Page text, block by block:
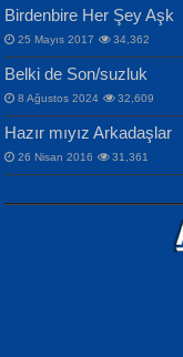
MAHMUT GÜRBÜZ
İbrahim Olmak ve
NURAN KÖSE
Songül Özel
Mahzen...
Ben Deniz Değilim
NAZIM HİKMET
Bir Cezaevinde,
Mektupları...
Birdenbire Her Şey Aşk
25 Mayıs 2017 34,362
Belki de Son/suzluk
8 Ağustos 2024 32,609
Hazır mıyız Arkadaşlar
26 Nisan 2016 31,361